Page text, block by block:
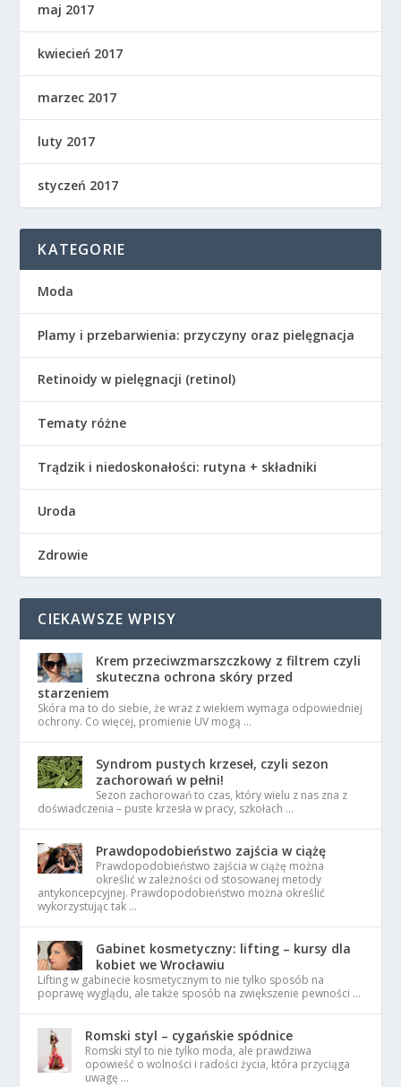
maj 2017
kwiecień 2017
marzec 2017
luty 2017
styczeń 2017
KATEGORIE
Moda
Plamy i przebarwienia: przyczyny oraz pielęgnacja
Retinoidy w pielęgnacji (retinol)
Tematy różne
Trądzik i niedoskonałości: rutyna + składniki
Uroda
Zdrowie
CIEKAWSZE WPISY
Krem przeciwzmarszczkowy z filtrem czyli
skuteczna ochrona skóry przed
starzeniem
Skóra ma to do siebie, że wraz z wiekiem wymaga odpowiedniej
ochrony. Co więcej, promienie UV mogą …
Syndrom pustych krzeseł, czyli sezon
zachorowań w pełni!
Sezon zachorowań to czas, który wielu z nas zna z
doświadczenia – puste krzesła w pracy, szkołach …
Prawdopodobieństwo zajścia w ciążę
Prawdopodobieństwo zajścia w ciążę można
określić w zależności od stosowanej metody
antykoncepcyjnej. Prawdopodobieństwo można określić
wykorzystując tak …
Gabinet kosmetyczny: lifting – kursy dla
kobiet we Wrocławiu
Lifting w gabinecie kosmetycznym to nie tylko sposób na
poprawę wyglądu, ale także sposób na zwiększenie pewności …
Romski styl – cygańskie spódnice
Romski styl to nie tylko moda, ale prawdziwa
opowieść o wolności i radości życia, która przyciąga
uwagę …